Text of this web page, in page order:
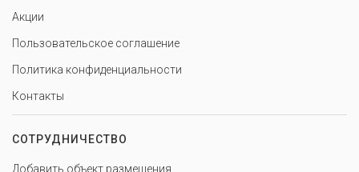
Акции
Пользовательское соглашение
Политика конфиденциальности
Контакты
СОТРУДНИЧЕСТВО
Добавить объект размещения